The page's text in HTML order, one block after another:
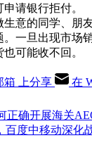
请银行拒付。
意的同学、朋
一旦出现市场
可能收不回。
箱 上分享
在
正确开展海关
百度中移动深化